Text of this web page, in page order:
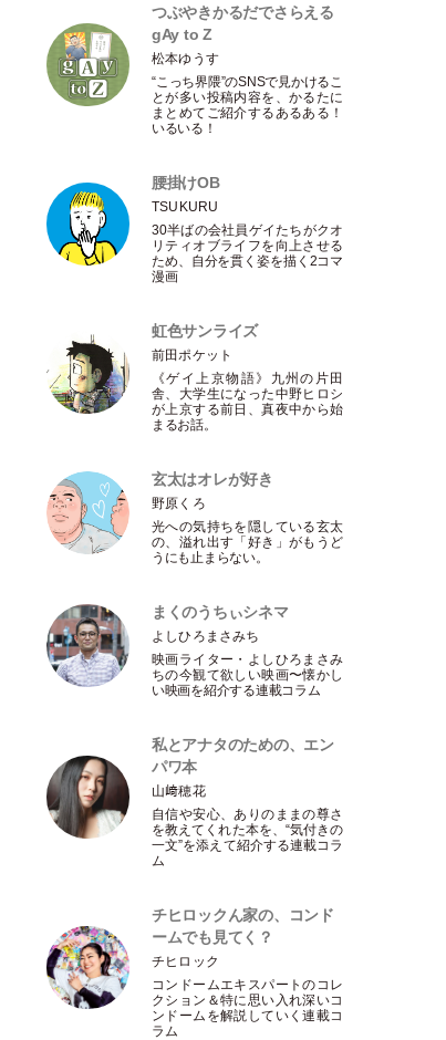
つぶやきかるだでさらえる
gAy to Z
松本ゆうす
“こっち界隈”のSNSで見かけるこ
とが多い投稿内容を、かるたに
まとめてご紹介するあるある！
いるいる！
腰掛けOB
TSUKURU
30半ばの会社員ゲイたちがクオ
リティオブライフを向上させる
ため、自分を貫く姿を描く2コマ
漫画
虹色サンライズ
前田ポケット
《ゲイ上京物語》九州の片田
舎、大学生になった中野ヒロシ
が上京する前日、真夜中から始
まるお話。
玄太はオレが好き
野原くろ
光への気持ちを隠している玄太
の、溢れ出す 「好き 」がもうど
うにも止まらない。
まくのうちぃシネマ
よしひろまさみち
映画ライター ・ よしひろまさみ
ちの今観て欲しい映画〜懐かし
い映画を紹介する連載コラム
私とアナタのための、エン
パワ本
山﨑穂花
自信や安心、ありのままの尊さ
を教えてくれた本を、“気付きの
一文”を添えて紹介する連載コラ
ム
チヒロックん家の、コンド
ームでも見てく？
チヒロック
コンドームエキスパートのコレ
クション＆特に思い入れ深いコ
ンドームを解説していく連載コ
ラム